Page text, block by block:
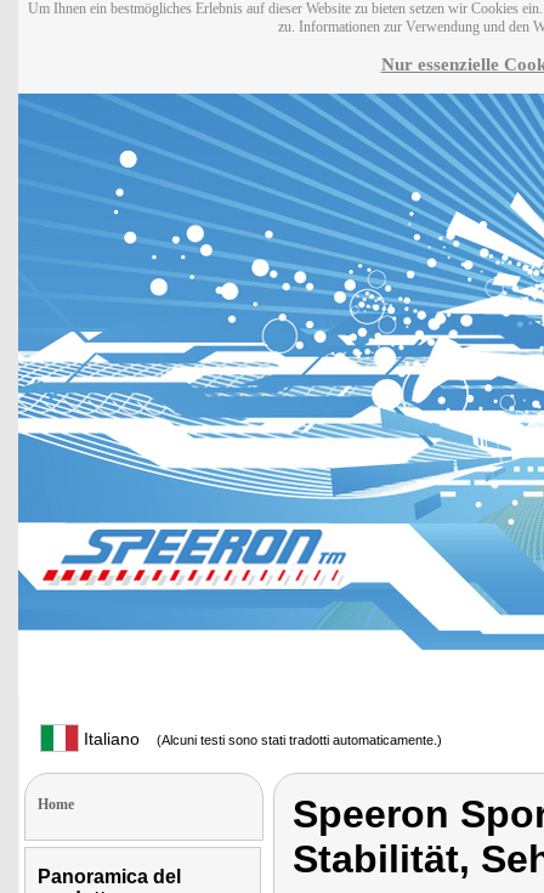
Um Ihnen ein bestmögliches Erlebnis auf dieser Website zu bieten setzen wir Cookies
zu. Informationen zur Verwendung und den
Nur essenzielle
Italiano (Alcuni testi sono stati tradotti automaticamente.)
Home
Panoramica del
Speeron
Stabilität,